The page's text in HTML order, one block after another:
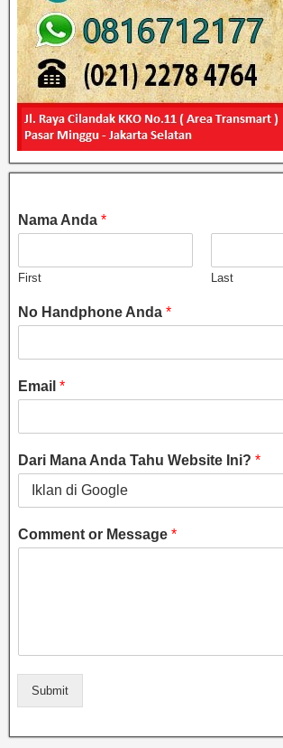
Nama Anda *
First Last
No Handphone Anda *
Email *
Dari Mana Anda Tahu Website Ini? *
Comment or Message *
Submit